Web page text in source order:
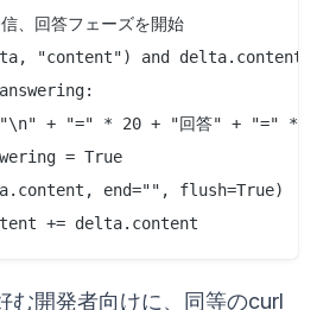
、回答フェーズを開始
"content") and delta.content:
+ "=" * 20 + "回答" + "=" *
= True
end="", flush=True)
む開発者向けに、同等のcurl